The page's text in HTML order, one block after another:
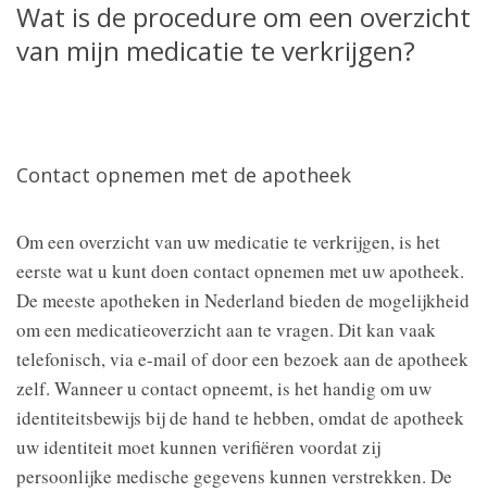
Wat is de procedure om een overzicht
van mijn medicatie te verkrijgen?
Contact opnemen met de apotheek
Om een overzicht van uw medicatie te verkrijgen, is het
eerste wat u kunt doen contact opnemen met uw apotheek.
De meeste apotheken in Nederland bieden de mogelijkheid
om een medicatieoverzicht aan te vragen. Dit kan vaak
telefonisch, via e-mail of door een bezoek aan de apotheek
zelf. Wanneer u contact opneemt, is het handig om uw
identiteitsbewijs bij de hand te hebben, omdat de apotheek
uw identiteit moet kunnen verifiëren voordat zij
persoonlijke medische gegevens kunnen verstrekken. De